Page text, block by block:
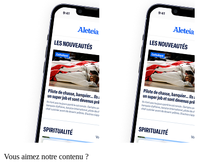
Vous aimez notre contenu ?